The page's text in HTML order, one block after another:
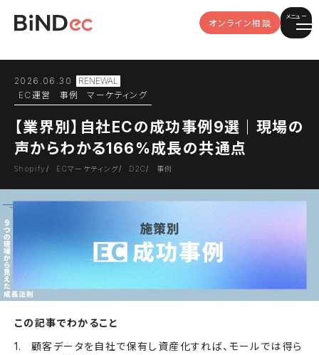
オンライン相談
メニュー
EC運営 事例 マーケティング
2026.06.30
【業界別】自社ECの成功事例9選｜現場の
声からわかる166%成長の共通点
Shopify ECマーケティング D2C 事例
この記事でわかること
顧客データを自社で保有し資産化すれば、モールでは得ら